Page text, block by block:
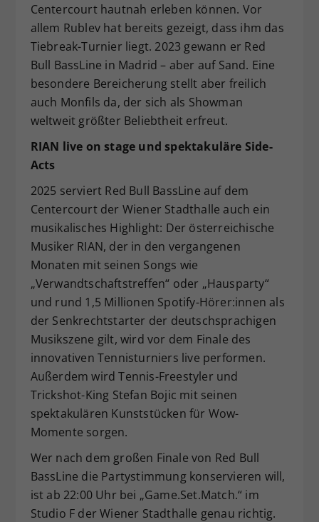
Centercourt hautnah erleben können. Vor
allem Rublev hat bereits gezeigt, dass ihm das
Tiebreak-Turnier liegt. 2023 gewann er Red
Bull BassLine in Madrid – aber auf Sand. Eine
besondere Bereicherung stellt aber freilich
auch Monfils da, der sich als Showman
weltweit größter Beliebtheit erfreut.
RIAN live on stage und spektakuläre Side-
Acts
2025 serviert Red Bull BassLine auf dem
Centercourt der Wiener Stadthalle auch ein
musikalisches Highlight: Der österreichische
Musiker RIAN, der in den vergangenen
Monaten mit seinen Songs wie
„Verwandtschaftstreffen“ oder „Hausparty“
und rund 1,5 Millionen Spotify-Hörer:innen als
der Senkrechtstarter der deutschsprachigen
Musikszene gilt, wird vor dem Finale des
innovativen Tennisturniers live performen.
Außerdem wird Tennis-Freestyler und
Trickshot-King Stefan Bojic mit seinen
spektakulären Kunststücken für Wow-
Momente sorgen.
Wer nach dem großen Finale von Red Bull
BassLine die Partystimmung konservieren will,
ist ab 22:00 Uhr bei „Game.Set.Match.“ im
Studio F der Wiener Stadthalle genau richtig.